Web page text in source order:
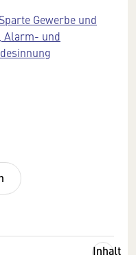
Sparte Gewerbe und
Alarm- und
Inhalt